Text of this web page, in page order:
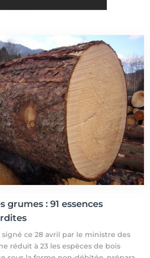
grumes : 91 essences
signé ce 28 avril par le ministre des
réduit à 23 les espèces de bois